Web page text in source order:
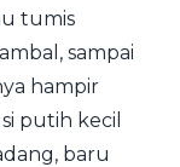
tumis
sampai
hampir
putih kecil
baru